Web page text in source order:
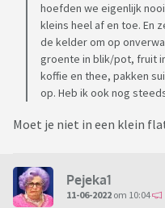
hoefden we eigenlijk
kleins heel af en toe. En
de kelder om op
groente in blik/pot, fruit
koffie en thee, pakken
op. Heb ik ook nog
Moet je niet in een klein
Pejeka1
11-06-2022 om 10:04